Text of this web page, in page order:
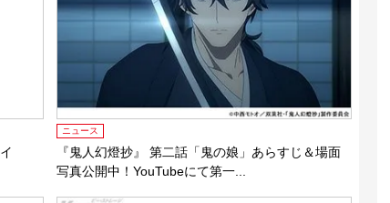
ニュース
『鬼人幻燈抄』 第二話「鬼の娘」あらすじ＆場面
写真公開中！YouTubeにて第一...